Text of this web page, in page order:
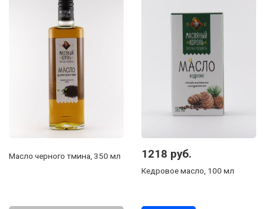
Масло черного тмина, 350 мл 1218 руб.
Кедровое масло, 100 мл